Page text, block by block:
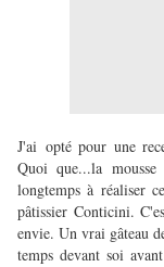
J'ai opté pour une
Quoi que...la
longtemps à réaliser
pâtissier Conticini.
envie. Un vrai gâteau
temps devant soi